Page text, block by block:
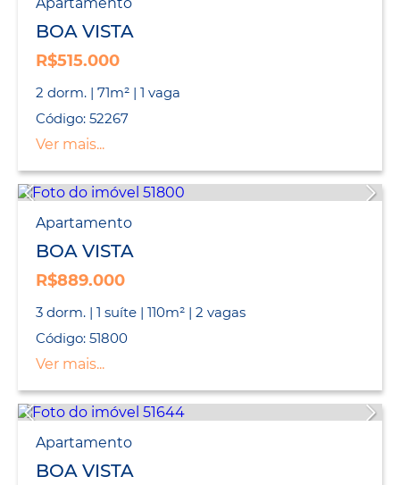
Apartamento
BOA VISTA
R$515.000
2 dorm. | 71m² | 1 vaga
Código: 52267
Ver mais...
Apartamento
BOA VISTA
R$889.000
3 dorm. | 1 suíte | 110m² | 2 vagas
Código: 51800
Ver mais...
Apartamento
BOA VISTA